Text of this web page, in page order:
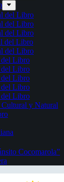
del Libro
del Libro
del Libro
del Libro
del Libro
del Libro
del Libro
del Libro
del Libro
del Libro
y Natural
Cocomarola”